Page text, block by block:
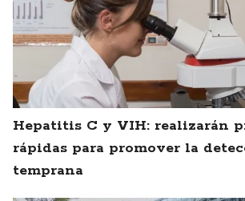
Hepatitis C y VIH: realizarán
rápidas para promover la
temprana